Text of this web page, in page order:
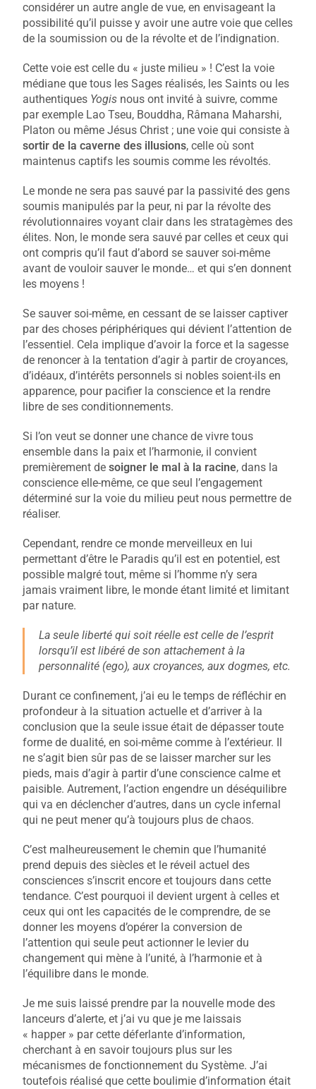
considérer un autre angle de vue, en envisageant la
possibilité qu’il puisse y avoir une autre voie que celles
de la soumission ou de la révolte et de l’indignation.
Cette voie est celle du « juste milieu » ! C’est la voie
médiane que tous les Sages réalisés, les Saints ou les
authentiques Yogis nous ont invité à suivre, comme
par exemple Lao Tseu, Bouddha, Râmana Maharshi,
Platon ou même Jésus Christ ; une voie qui consiste à
sortir de la caverne des illusions, celle où sont
maintenus captifs les soumis comme les révoltés.
Le monde ne sera pas sauvé par la passivité des gens
soumis manipulés par la peur, ni par la révolte des
révolutionnaires voyant clair dans les stratagèmes des
élites. Non, le monde sera sauvé par celles et ceux qui
ont compris qu’il faut d’abord se sauver soi-même
avant de vouloir sauver le monde… et qui s’en donnent
les moyens !
Se sauver soi-même, en cessant de se laisser captiver
par des choses périphériques qui dévient l’attention de
l’essentiel. Cela implique d’avoir la force et la sagesse
de renoncer à la tentation d’agir à partir de croyances,
d’idéaux, d’intérêts personnels si nobles soient-ils en
apparence, pour pacifier la conscience et la rendre
libre de ses conditionnements.
Si l’on veut se donner une chance de vivre tous
ensemble dans la paix et l’harmonie, il convient
premièrement desoigner le mal à la racine, dans la
conscience elle-même, ce que seul l’engagement
déterminé sur la voie du milieu peut nous permettre de
réaliser.
Cependant, rendre ce monde merveilleux en lui
permettant d’être le Paradis qu’il est en potentiel, est
possible malgré tout, même si l’homme n’y sera
jamais vraiment libre, le monde étant limité et limitant
par nature.
La seule liberté qui soit réelle est celle de l’esprit
lorsqu’il est libéré de son attachement à la
personnalité (ego), aux croyances, aux dogmes, etc.
Durant ce confinement, j’ai eu le temps de réfléchir en
profondeur à la situation actuelle et d’arriver à la
conclusion que la seule issue était de dépasser toute
forme de dualité, en soi-même comme à l’extérieur. Il
ne s’agit bien sûr pas de se laisser marcher sur les
pieds, mais d’agir à partir d’une conscience calme et
paisible. Autrement, l’action engendre un déséquilibre
qui va en déclencher d’autres, dans un cycle infernal
qui ne peut mener qu’à toujours plus de chaos.
C’est malheureusement le chemin que l’humanité
prend depuis des siècles et le réveil actuel des
consciences s’inscrit encore et toujours dans cette
tendance. C’est pourquoi il devient urgent à celles et
ceux qui ont les capacités de le comprendre, de se
donner les moyens d’opérer la conversion de
l’attention qui seule peut actionner le levier du
changement qui mène à l’unité, à l’harmonie et à
l’équilibre dans le monde.
Je me suis laissé prendre par la nouvelle mode des
lanceurs d’alerte, et j’ai vu que je me laissais
« happer » par cette déferlante d’information,
cherchant à en savoir toujours plus sur les
mécanismes de fonctionnement du Système. J’ai
toutefois réalisé que cette boulimie d’information était